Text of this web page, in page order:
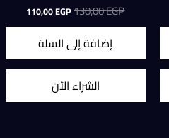
130,00EGP السعر
الأصلي
هو:
130,00 EGP.
110,00EGP السعر
هو:
إضافة إلى السلة
الشراء الأن